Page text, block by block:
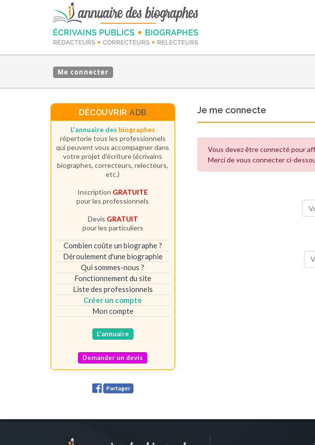
Me connecter
Je me connecte
Vous devez être connecté pour
Merci de vous connecter ci-
DÉCOUVRIRADB
L'annuaire des biographes
répertorie tous les professionnels
qui peuvent vous accompagner dans
votre projet d'écriture (écrivains
biographes, correcteurs, relecteurs,
etc.)
Inscription GRATUITE
pour les professionnels
Devis GRATUIT
pour les particuliers
Combien coûte un biographe ?
Déroulement d'une biographie
Qui sommes-nous ?
Fonctionnement du site
Liste des professionnels
Créer un compte
Mon compte
L'annuaire
Demander un devis
Partager